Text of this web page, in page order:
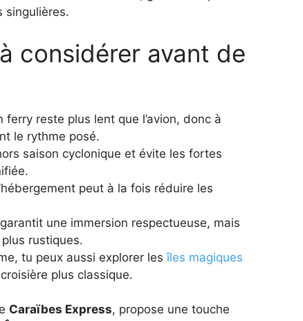
singulières.
considérer avant de
ferry reste plus lent que l’avion, donc à
le rythme posé.
saison cyclonique et évite les fortes
peut à la fois réduire les
une immersion respectueuse, mais
rustiques.
tu peux aussi explorer lesîles magiques
plus classique.
Caraïbes Express, propose une touche